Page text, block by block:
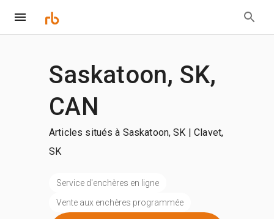
Saskatoon, SK,
CAN
Articles situés à Saskatoon, SK | Clavet,
SK
Service d'enchères en ligne
Vente aux enchères programmée